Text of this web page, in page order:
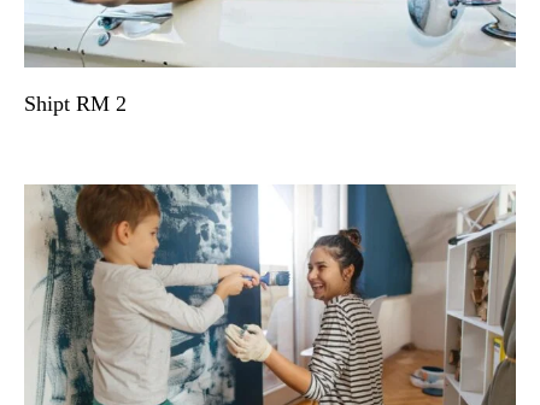
Shipt RM 2